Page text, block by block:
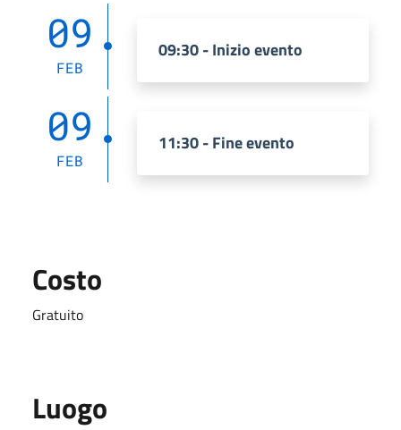
09
FEB
09:30 - Inizio evento
09
FEB
11:30 - Fine evento
Costo
Gratuito
Luogo